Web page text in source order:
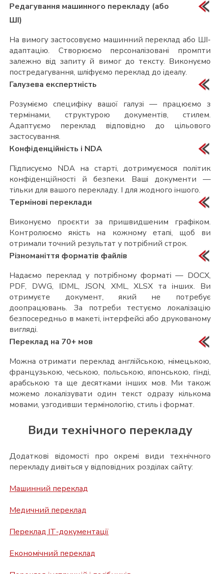
Редагування машинного перекладу (або
ШІ)
На вимогу застосовуємо машинний переклад або ШІ-
адаптацію. Створюємо персоналізовані промпти
залежно від запиту й вимог до тексту. Виконуємо
постредагування, шліфуємо переклад до ідеалу.
Галузева експертність
Розуміємо специфіку вашої галузі — працюємо з
термінами, структурою документів, стилем.
Адаптуємо переклад відповідно до цільового
застосування.
Конфіденційність і NDA
Підписуємо NDA на старті, дотримуємося політик
конфіденційності й безпеки. Ваші документи —
тільки для вашого перекладу. І для жодного іншого.
Термінові переклади
Виконуємо проєкти за пришвидшеним графіком.
Контролюємо якість на кожному етапі, щоб ви
отримали точний результат у потрібний строк.
Різноманіття форматів файлів
Надаємо переклад у потрібному форматі — DOCX,
PDF, DWG, IDML, JSON, XML, XLSX та інших. Ви
отримуєте документ, який не потребує
доопрацювань. За потреби тестуємо локалізацію
безпосередньо в макеті, інтерфейсі або друкованому
вигляді.
Переклад на 70+ мов
Можна отримати переклад англійською, німецькою,
французькою, чеською, польською, японською, гінді,
арабською та ще десятками інших мов. Ми також
можемо локалізувати один текст одразу кількома
мовами, узгодивши термінологію, стиль і формат.
Види технічного перекладу
Додаткові відомості про окремі види технічного
перекладу дивіться у відповідних розділах сайту:
Машинний переклад
Медичний переклад
Переклад ІТ-документації
Економічний переклад